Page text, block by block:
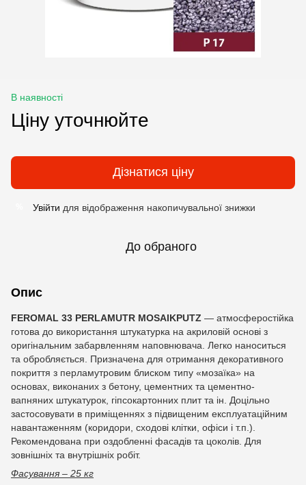
В наявності
Ціну уточнюйте
Дізнатися ціну
Увійти для відображення накопичувальної знижки
До обраного
Опис
FEROMAL 33 PERLAMUTR MOSAIKPUTZ — атмосферостійка
готова до використання штукатурка на акриловій основі з
оригінальним забарвленням наповнювача. Легко наноситься
та обробляється. Призначена для отримання декоративного
покриття з перламутровим блиском типу «мозаїка» на
основах, виконаних з бетону, цементних та цементно-
вапняних штукатурок, гіпсокартонних плит та ін. Доцільно
застосовувати в приміщеннях з підвищеним експлуатаційним
навантаженням (коридори, сходові клітки, офіси і т.п.).
Рекомендована при оздобленні фасадів та цоколів. Для
зовнішніх та внутрішніх робіт.
Фасування – 25 кг